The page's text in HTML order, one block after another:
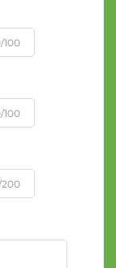
100
100